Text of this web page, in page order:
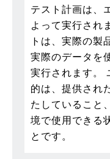
テスト計画は、
よって実行され
トは、実際の製
実際のデータを
実行されます。
的は、提供され
たしていること
境で使用できる
とです。